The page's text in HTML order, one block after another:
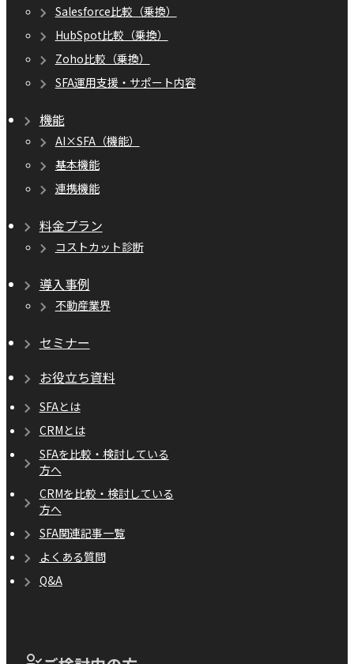
Salesforce比較（乗換）
HubSpot比較（乗換）
Zoho比較（乗換）
SFA運用支援・サポート内容
機能
AI×SFA（機能）
基本機能
連携機能
料金プラン
コストカット診断
導入事例
不動産業界
セミナー
お役立ち資料
SFAとは
CRMとは
SFAを比較・検討している
方へ
CRMを比較・検討している
方へ
SFA関連記事一覧
よくある質問
Q&A